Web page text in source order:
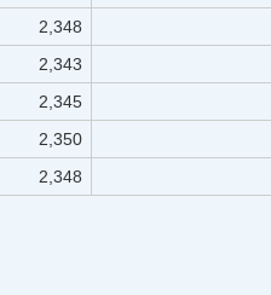
2,348
2,343
2,345
2,350
2,348